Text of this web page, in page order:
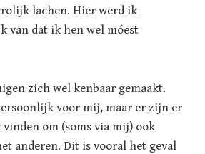
lachen. Hier werd ik
van dat ik hen wel móest
zich wel kenbaar gemaakt.
voor mij, maar er zijn er
om (soms via mij) ook
anderen. Dit is vooral het geval